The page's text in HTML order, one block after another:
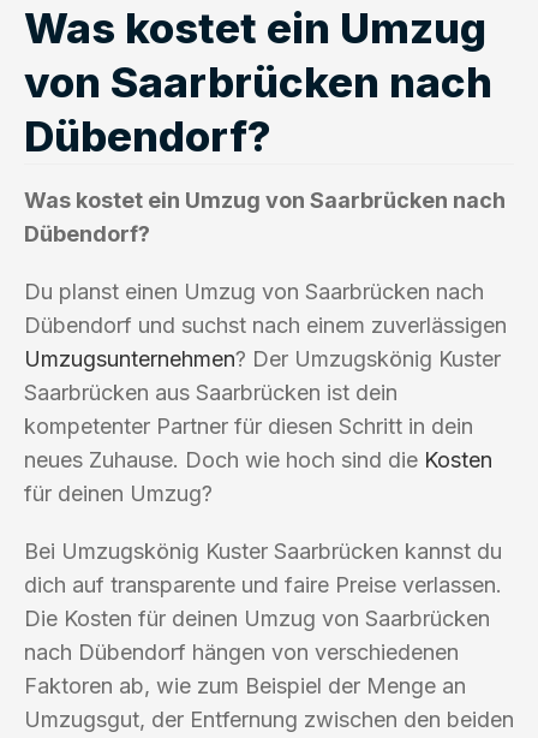
Was kostet ein Umzug
von Saarbrücken nach
Dübendorf?
Was kostet ein Umzug von Saarbrücken nach
Dübendorf?
Du planst einen Umzug von Saarbrücken nach
Dübendorf und suchst nach einem zuverlässigen
Umzugsunternehmen? Der Umzugskönig Kuster
Saarbrücken aus Saarbrücken ist dein
kompetenter Partner für diesen Schritt in dein
neues Zuhause. Doch wie hoch sind die Kosten
für deinen Umzug?
Bei Umzugskönig Kuster Saarbrücken kannst du
dich auf transparente und faire Preise verlassen.
Die Kosten für deinen Umzug von Saarbrücken
nach Dübendorf hängen von verschiedenen
Faktoren ab, wie zum Beispiel der Menge an
Umzugsgut, der Entfernung zwischen den beiden